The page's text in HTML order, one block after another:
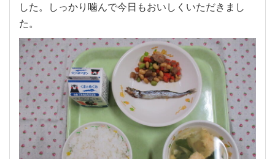
した。しっかり噛んで今日もおいしくいただきまし
た。